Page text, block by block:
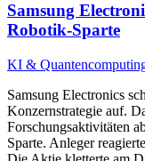
Samsung
Robotik-Sparte
KI &
Samsung Electronics
Konzernstrategie auf.
Forschungsaktivitäten
Sparte. Anleger